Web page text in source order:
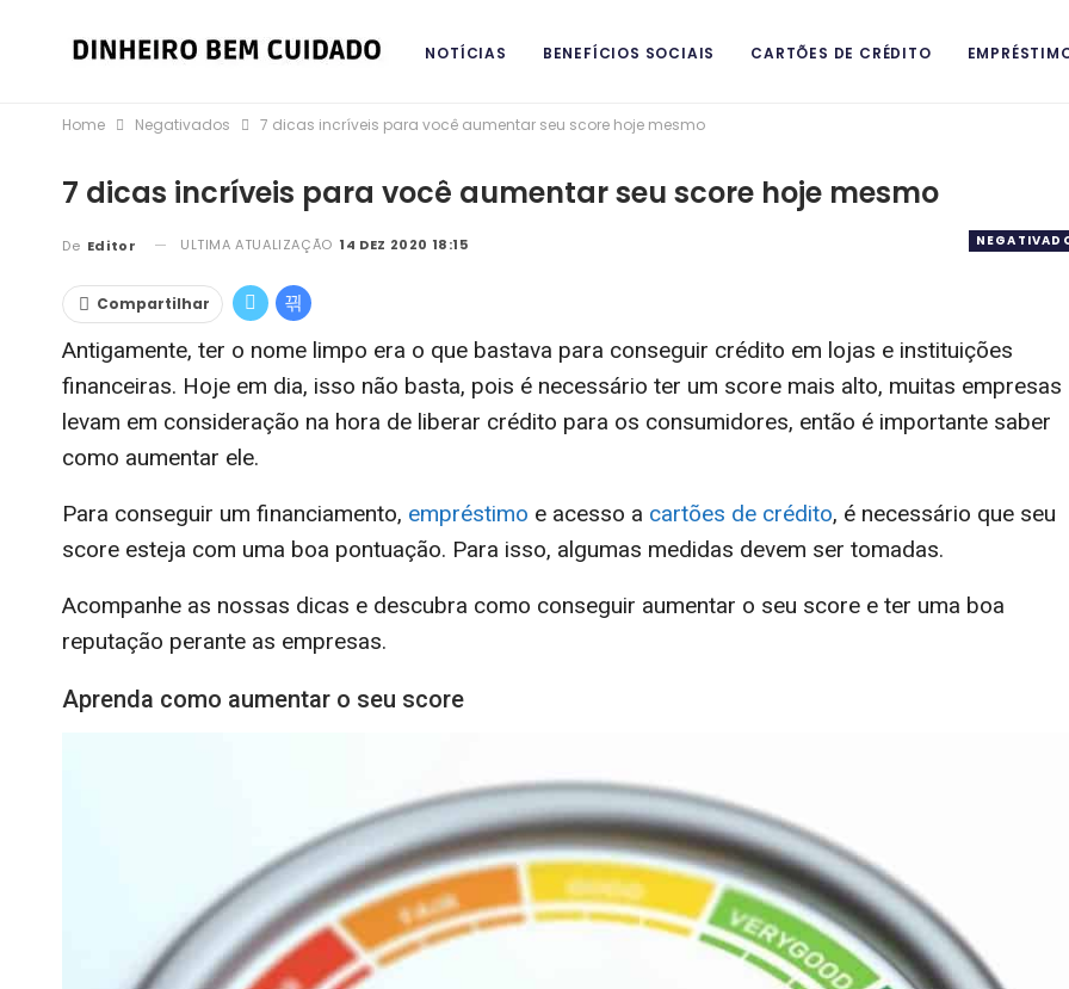
NOTÍCIAS BENEFÍCIOS SOCIAIS CARTÕES DE CRÉDITO
Home Negativados 7 dicas incríveis para você aumentar seu score hoje mesmo
7 dicas incríveis para você aumentar seu score hoje mesmo
De Editor ULTIMA ATUALIZAÇÃO 14 DEZ 2020 18:15
Compartilhar
Antigamente, ter o nome limpo era o que bastava para conseguir crédito em lojas e instituições
financeiras. Hoje em dia, isso não basta, pois é necessário ter um score mais alto, muitas empresas
levam em consideração na hora de liberar crédito para os consumidores, então é importante saber
como aumentar ele.
Para conseguir um financiamento, empréstimo e acesso a cartões de crédito, é necessário que seu
score esteja com uma boa pontuação. Para isso, algumas medidas devem ser tomadas.
Acompanhe as nossas dicas e descubra como conseguir aumentar o seu score e ter uma boa
reputação perante as empresas.
Aprenda como aumentar o seu score